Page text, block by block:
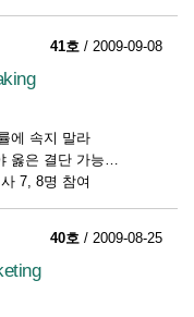
41호 / 2009-09-08
에 속지 말라
옳은 결단 가능
7, 8명 참여
40호 / 2009-08-25